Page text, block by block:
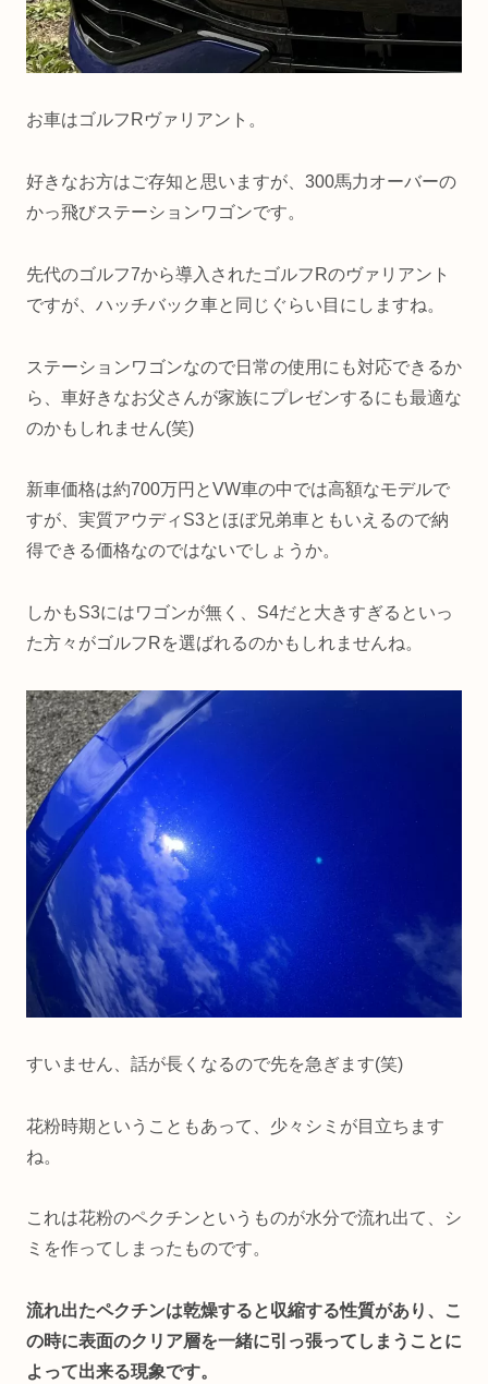
お車はゴルフRヴァリアント。
好きなお方はご存知と思いますが、300馬力オーバーの
かっ飛びステーションワゴンです。
先代のゴルフ7から導入されたゴルフRのヴァリアント
ですが、ハッチバック車と同じぐらい目にしますね。
ステーションワゴンなので日常の使用にも対応できるか
ら、車好きなお父さんが家族にプレゼンするにも最適な
のかもしれません(笑)
新車価格は約700万円とVW車の中では高額なモデルで
すが、実質アウディS3とほぼ兄弟車ともいえるので納
得できる価格なのではないでしょうか。
しかもS3にはワゴンが無く、S4だと大きすぎるといっ
た方々がゴルフRを選ばれるのかもしれませんね。
すいません、話が長くなるので先を急ぎます(笑)
花粉時期ということもあって、少々シミが目立ちます
ね。
これは花粉のペクチンというものが水分で流れ出て、シ
ミを作ってしまったものです。
流れ出たペクチンは乾燥すると収縮する性質があり、こ
の時に表面のクリア層を一緒に引っ張ってしまうことに
よって出来る現象です。